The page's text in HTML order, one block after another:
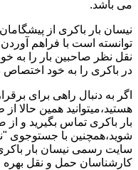
می باشد.
نیسان بار باکری از
توانسته است با فراهم
نقل نظر صاحبین بار را به
در باکری را به خود اختصاص
اگر به دنبال راهی برای
هستید،میتوانید همین حالا
بار باکری تماس بگیرید و
شوید،همچنین با جستوجوی
سایت رسمی نیسان بار
کارشناسان حمل و نقل بهره